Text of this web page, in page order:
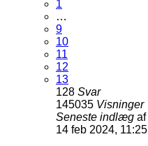
1
…
9
10
11
12
13
128 Svar
145035 Visninger
Seneste indlæg af
14 feb 2024, 11:25